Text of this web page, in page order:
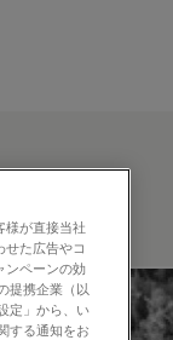
様が直接当社
た広告やコ
ンペーンの効
提携企業（以
定」から、い
する通知をお